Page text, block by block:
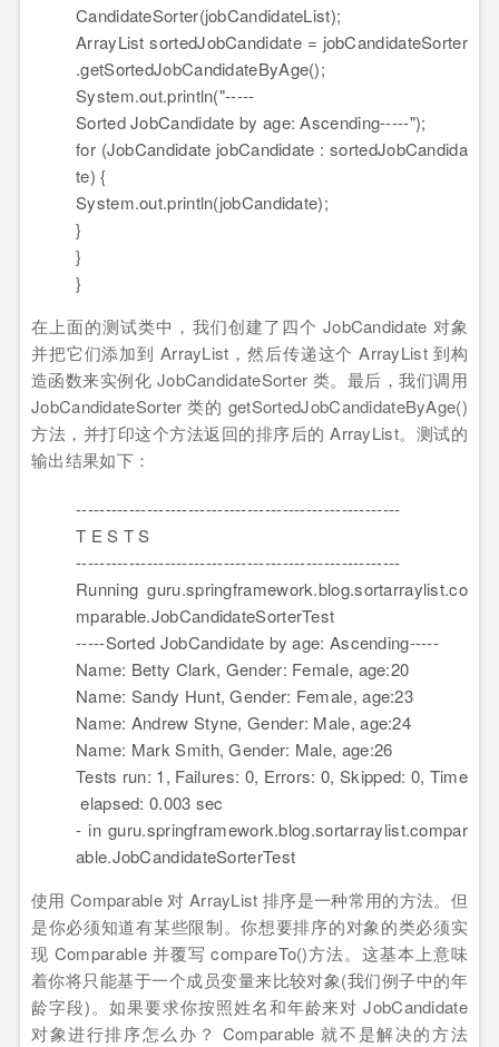
CandidateSorter(jobCandidateList);
ArrayList sortedJobCandidate = jobCandidateSorter
.getSortedJobCandidateByAge();
System.out.println("-----
Sorted JobCandidate by age: Ascending-----");
for(JobCandidate jobCandidate : sortedJobCandida
te) {
System.out.println(jobCandidate);
}
}
}
在上面的测试类中，我们创建了四个 JobCandidate 对象
并把它们添加到 ArrayList，然后传递这个 ArrayList 到构
造函数来实例化 JobCandidateSorter 类。最后，我们调用
JobCandidateSorter 类的 getSortedJobCandidateByAge()
方法，并打印这个方法返回的排序后的 ArrayList。测试的
输出结果如下：
-------------------------------------------------------
T E S T S
-------------------------------------------------------
Running guru.springframework.blog.sortarraylist.co
mparable.JobCandidateSorterTest
-----Sorted JobCandidate by age: Ascending-----
Name: Betty Clark, Gender: Female, age:20
Name: Sandy Hunt, Gender: Female, age:23
Name: Andrew Styne, Gender: Male, age:24
Name: Mark Smith, Gender: Male, age:26
Tests run: 1, Failures: 0, Errors:0, Skipped: 0, Time
elapsed: 0.003 sec
- in guru.springframework.blog.sortarraylist.compar
able.JobCandidateSorterTest
使用 Comparable 对 ArrayList 排序是一种常用的方法。但
是你必须知道有某些限制。你想要排序的对象的类必须实
现 Comparable 并覆写 compareTo()方法。这基本上意味
着你将只能基于一个成员变量来比较对象(我们例子中的年
龄字段)。如果要求你按照姓名和年龄来对 JobCandidate
对象进行排序怎么办？ Comparable 就不是解决的方法